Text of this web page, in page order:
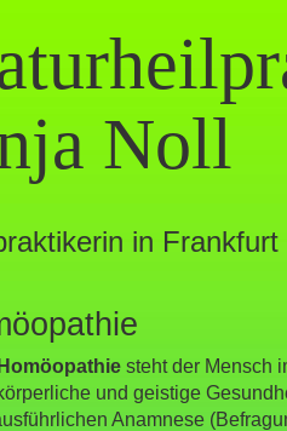
Noll
in Frankfurt
Homöopathie steht der Mensch
und geistige
Anamnese